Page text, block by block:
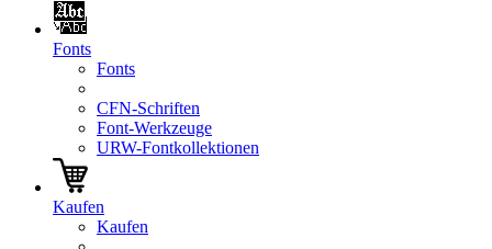
Fonts
Fonts
CFN-Schriften
Font-Werkzeuge
URW-Fontkollektionen
Kaufen
Kaufen